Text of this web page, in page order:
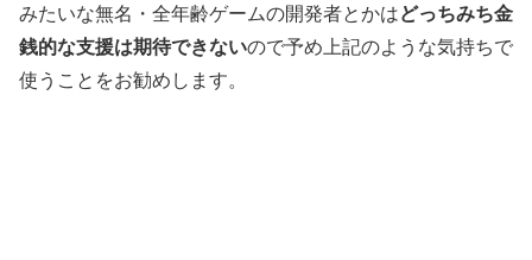
みたいな無名・全年齢ゲームの開発者とかはどっちみち金
銭的な支援は期待できないので予め上記のような気持ちで
使うことをお勧めします。